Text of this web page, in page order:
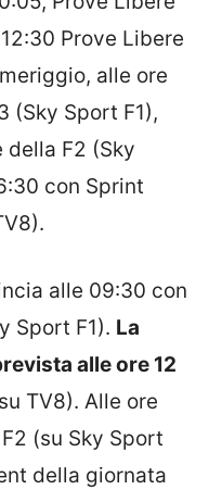
Prove Libere
alle ore
(Sky Sport F1),
della F2 (Sky
con Sprint
alle 09:30 con
Sport F1). La
alle ore 12
TV8). Alle ore
(su Sky Sport
della giornata